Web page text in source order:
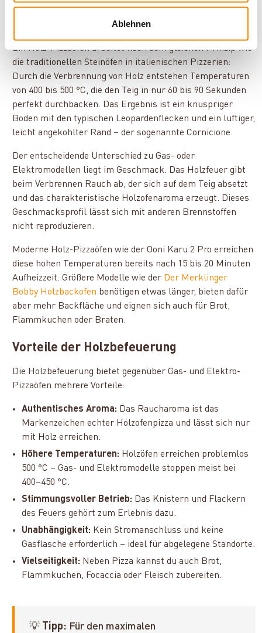
Ablehnen
Ein Holz-Pizzaofen arbeitet nach dem gleichen Prinzip wie
die traditionellen Steinöfen in italienischen Pizzerien:
Durch die Verbrennung von Holz entstehen Temperaturen
von 400 bis 500 °C, die den Teig in nur 60 bis 90 Sekunden
perfekt durchbacken. Das Ergebnis ist ein knuspriger
Boden mit den typischen Leopardenflecken und ein luftiger,
leicht angekohlter Rand – der sogenannte Cornicione.
Der entscheidende Unterschied zu Gas- oder
Elektromodellen liegt im Geschmack. Das Holzfeuer gibt
beim Verbrennen Rauch ab, der sich auf dem Teig absetzt
und das charakteristische Holzofenaroma erzeugt. Dieses
Geschmacksprofil lässt sich mit anderen Brennstoffen
nicht reproduzieren.
Moderne Holz-Pizzaöfen wie der Ooni Karu 2 Pro erreichen
diese hohen Temperaturen bereits nach 15 bis 20 Minuten
Aufheizzeit. Größere Modelle wie der Der Merklinger
Bobby Holzbackofen benötigen etwas länger, bieten dafür
aber mehr Backfläche und eignen sich auch für Brot,
Flammkuchen oder Braten.
Vorteile der Holzbefeuerung
Die Holzbefeuerung bietet gegenüber Gas- und Elektro-
Pizzaöfen mehrere Vorteile:
Authentisches Aroma: Das Raucharoma ist das
Markenzeichen echter Holzofenpizza und lässt sich nur
mit Holz erreichen.
Höhere Temperaturen: Holzöfen erreichen problemlos
500 °C – Gas- und Elektromodelle stoppen meist bei
400–450 °C.
Stimmungsvoller Betrieb: Das Knistern und Flackern
des Feuers gehört zum Erlebnis dazu.
Unabhängigkeit: Kein Stromanschluss und keine
Gasflasche erforderlich – ideal für abgelegene Standorte.
Vielseitigkeit: Neben Pizza kannst du auch Brot,
Flammkuchen, Focaccia oder Fleisch zubereiten.
💡 Tipp: Für den maximalen